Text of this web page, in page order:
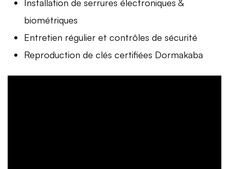
Installation de serrures électroniques &
biométriques
Entretien régulier et contrôles de sécurité
Reproduction de clés certifiées Dormakaba